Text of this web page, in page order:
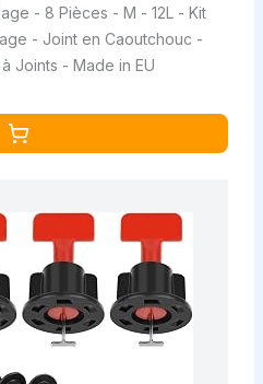
- 8 Pièces - M - 12L - Kit
- Joint en Caoutchouc -
Joints - Made in EU